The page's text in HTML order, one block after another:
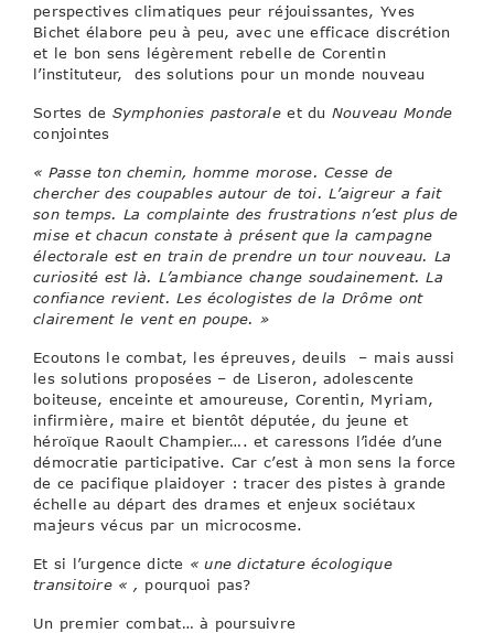
perspectives climatiques peur réjouissantes, Yves
Bichet élabore peu à peu, avec une efficace discrétion
et le bon sens légèrement rebelle de Corentin
l’instituteur, des solutions pour un monde nouveau
Sortes de Symphonies pastorale et du Nouveau Monde
conjointes
« Passe ton chemin, homme morose. Cesse de
chercher des coupables autour de toi. L’aigreur a fait
son temps. La complainte des frustrations n’est plus de
mise et chacun constate à présent que la campagne
électorale est en train de prendre un tour nouveau. La
curiosité est là. L’ambiance change soudainement. La
confiance revient. Les écologistes de la Drôme ont
clairement le vent en poupe. »
Ecoutons le combat, les épreuves, deuils – mais aussi
les solutions proposées – de Liseron, adolescente
boiteuse, enceinte et amoureuse, Corentin, Myriam,
infirmière, maire et bientôt députée, du jeune et
héroïque Raoult Champier…. et caressons l’idée d’une
démocratie participative. Car c’est à mon sens la force
de ce pacifique plaidoyer : tracer des pistes à grande
échelle au départ des drames et enjeux sociétaux
majeurs vécus par un microcosme.
Et si l’urgence dicte « une dictature écologique
transitoire « , pourquoi pas?
Un premier combat… à poursuivre